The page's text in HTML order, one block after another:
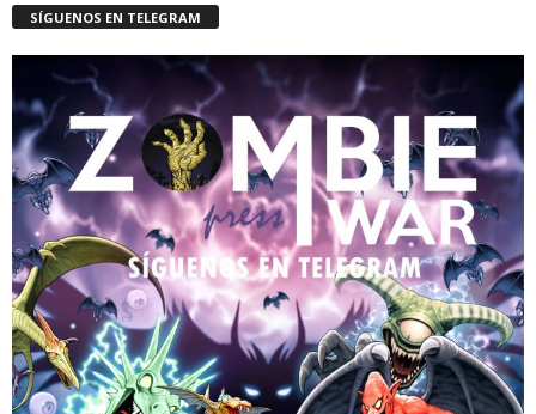
SÍGUENOS EN TELEGRAM